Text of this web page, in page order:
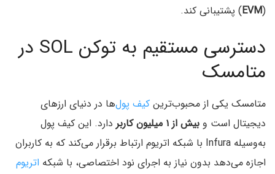
(
EVM) پشتیبانی کند.
دسترسی مستقیم به توکن SOL در
متامسک
متامسک یکی از محبوب‌ترین کیف پول‌ها در دنیای ارزهای
دیجیتال است و بیش از ۱ میلیون کاربر
دارد. این کیف پول
به‌وسیله Infura با شبکه‌ اتریوم ارتباط برقرار می‌کند که به کاربران
اجازه می‌دهد بدون نیاز به اجرای نود اختصاصی، با شبکه اتریوم